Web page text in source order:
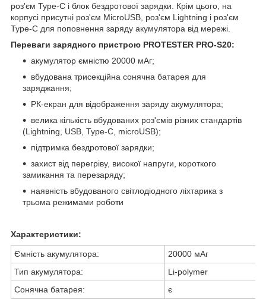
роз'єм Type-C і блок бездротової зарядки. Крім цього, на
корпусі присутні роз'єм MicroUSB, роз'єм Lightning і роз'єм
Type-C для поповнення заряду акумулятора від мережі.
Переваги зарядного пристрою PROTESTER PRO-S20:
акумулятор ємністю 20000 мАг;
вбудована трисекційна сонячна батарея для
заряджання;
РК-екран для відображення заряду акумулятора;
велика кількість вбудованих роз'ємів різних стандартів
(Lightning, USB, Type-C, microUSB);
підтримка бездротової зарядки;
захист від перегріву, високої напруги, короткого
замикання та перезаряду;
наявність вбудованого світлодіодного ліхтарика з
трьома режимами роботи
Характеристики:
Ємність акумулятора:
20000 мAг
Тип акумулятора:
Li-polymer
Сонячна батарея:
є